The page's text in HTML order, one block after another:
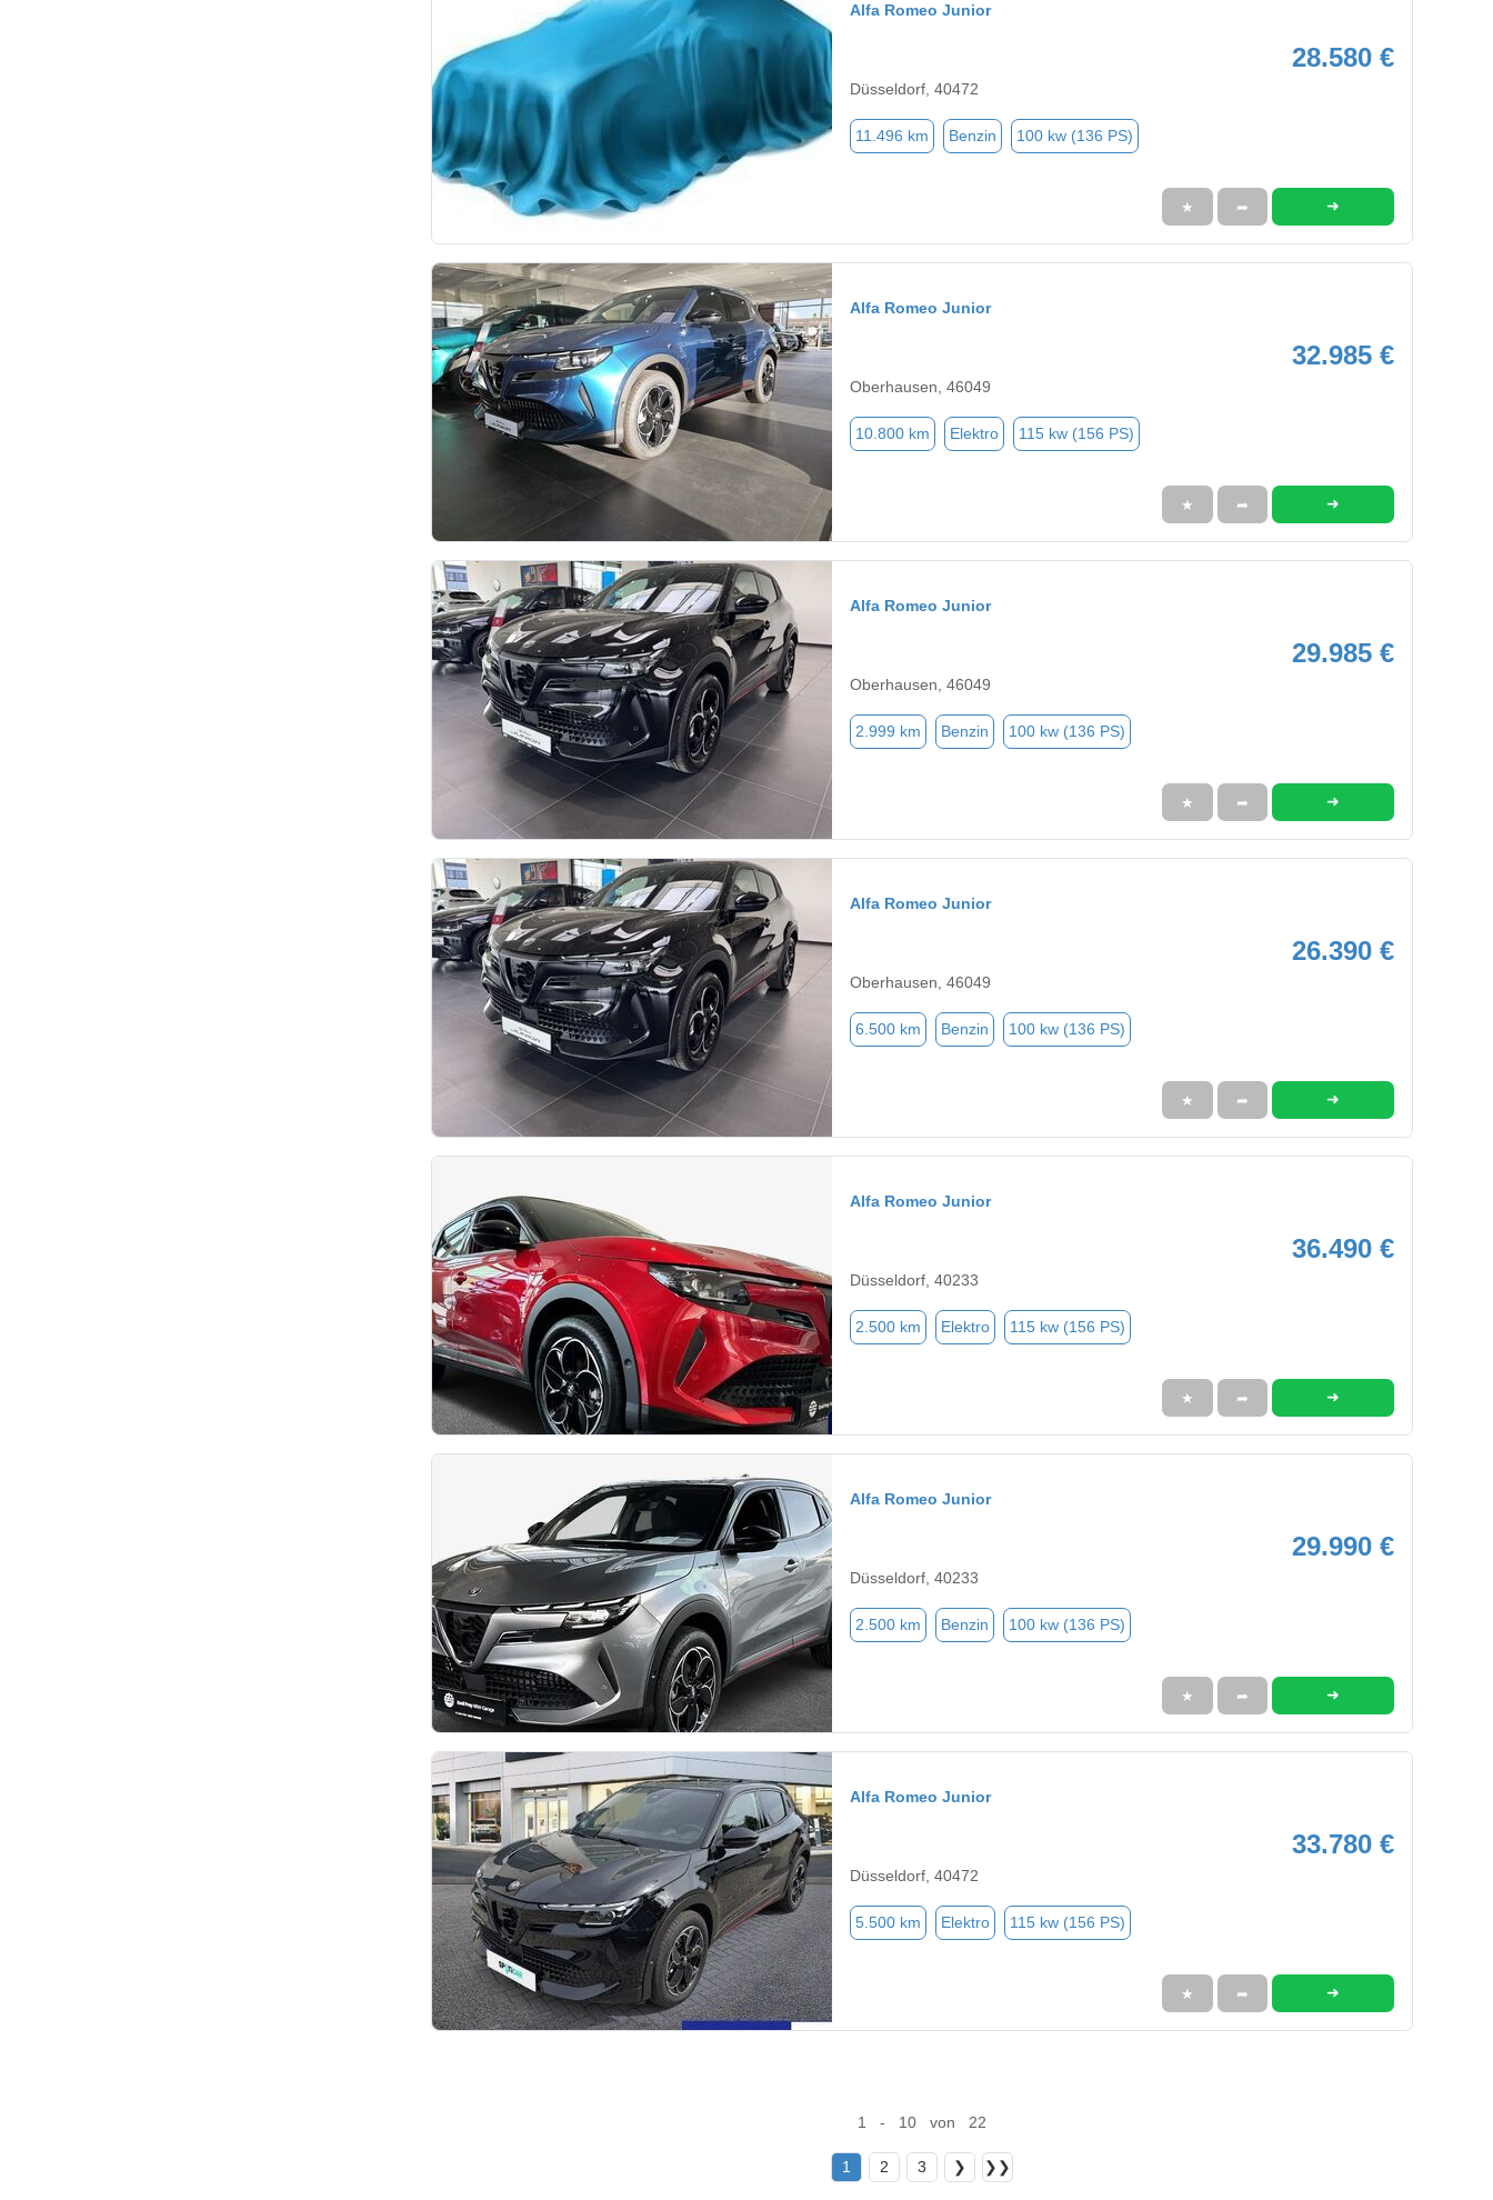
Alfa Romeo Junior
28.580 €
Düsseldorf, 40472
11.496 km Benzin 100 kw (136 PS)
★ ➦ ➜
Alfa Romeo Junior
32.985 €
Oberhausen, 46049
10.800 km Elektro 115 kw (156 PS)
★ ➦ ➜
Alfa Romeo Junior
29.985 €
Oberhausen, 46049
2.999 km Benzin 100 kw (136 PS)
★ ➦ ➜
Alfa Romeo Junior
26.390 €
Oberhausen, 46049
6.500 km Benzin 100 kw (136 PS)
★ ➦ ➜
Alfa Romeo Junior
36.490 €
Düsseldorf, 40233
2.500 km Elektro 115 kw (156 PS)
★ ➦ ➜
Alfa Romeo Junior
29.990 €
Düsseldorf, 40233
2.500 km Benzin 100 kw (136 PS)
★ ➦ ➜
Alfa Romeo Junior
33.780 €
Düsseldorf, 40472
5.500 km Elektro 115 kw (156 PS)
★ ➦ ➜
1 - 10 von 22
1 2 3 ❯ ❯❯